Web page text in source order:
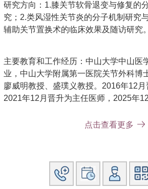
研究方向：1.膝关节软骨退变与修复的
究；2.类风湿性关节炎的分子机制研究
辅助关节置换术的临床效果及随访研究。
主要教育和工作经历：中山大学中山医
业，中山大学附属第一医院关节外科博
廖威明教授、盛璞义教授。2016年12月
2021年12月晋升为主任医师，2025年
省临床医学学会关节外科专业委员会副
医学应用学会髋膝关节病分会副主任委
点击查看更多